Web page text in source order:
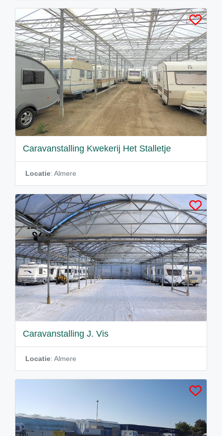
Caravanstalling Kwekerij Het Stalletje
Locatie: Almere
Caravanstalling J. Vis
Locatie: Almere